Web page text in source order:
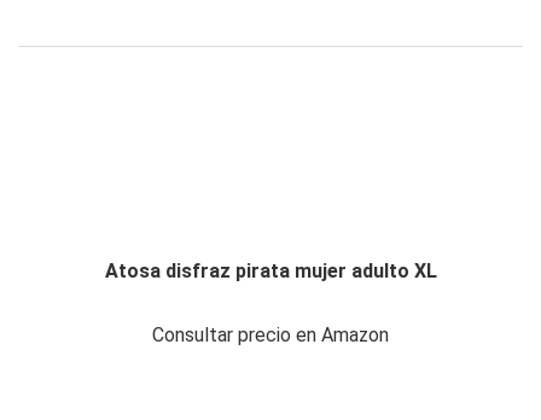
Atosa disfraz pirata mujer adulto XL
Consultar precio en Amazon